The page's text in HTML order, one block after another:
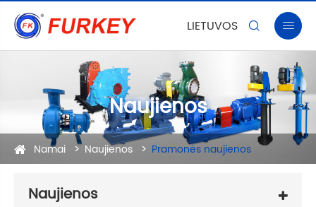
LIETUVOS  
Naujienos
Namai Naujienos Pramonės naujienos
Naujienos